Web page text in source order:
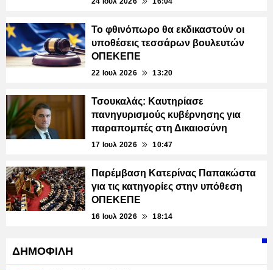
Το φθινόπωρο θα εκδικαστούν οι
υποθέσεις τεσσάρων βουλευτών
ΟΠΕΚΕΠΕ
22 Ιουλ 2026 13:20
Τσουκαλάς: Καυτηρίασε
πανηγυρισμούς κυβέρνησης για
παραπομπές στη Δικαιοσύνη
17 Ιουλ 2026 10:47
Παρέμβαση Κατερίνας Παπακώστα
για τις κατηγορίες στην υπόθεση
ΟΠΕΚΕΠΕ
16 Ιουλ 2026 18:14
ΔΗΜΟΦΙΛΗ